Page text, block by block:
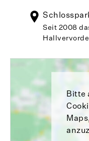
Seit 2008
Bitte